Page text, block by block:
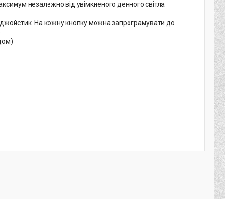
незалежно від увімкненого денного світла
На кожну кнопку можна запрограмувати до